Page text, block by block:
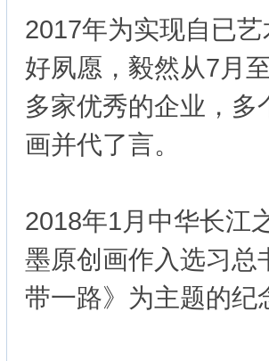
2017年为实现自已
好夙愿，毅然从7月
多家优秀的企业，
画并代了言。
2018年1月中华长江
墨原创画作入选习总
带一路》为主题的纪